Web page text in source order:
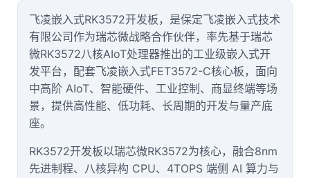
飞凌嵌入式RK3572开发板，是保定飞凌嵌入式技术
有限公司作为瑞芯微战略合作伙伴，率先基于瑞芯
微RK3572八核AIoT处理器推出的工业级嵌入式开
发平台，配套飞凌嵌入式FET3572-C核心板 ，面向
中高阶 AIoT、智能硬件、工业控制、商显终端等场
景，提供高性能、低功耗、长周期的开发与量产底
座。
RK3572开发板以瑞芯微RK3572为核心，融合8nm
先进制程、八核异构 CPU、4TOPS 端侧 AI 算力与